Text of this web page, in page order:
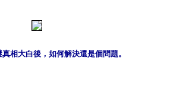
相大白後，如何解決還是個問題。